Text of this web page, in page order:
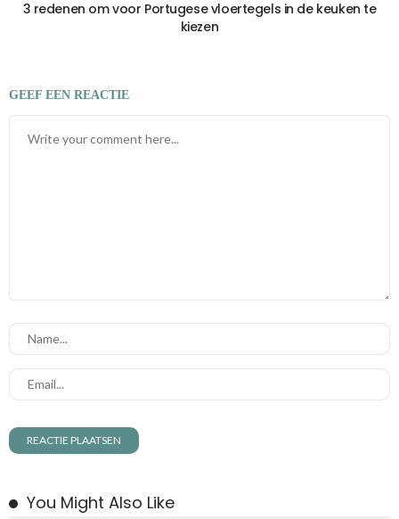
3 redenen om voor Portugese vloertegels in de keuken te
kiezen
GEEF EEN REACTIE
You Might Also Like